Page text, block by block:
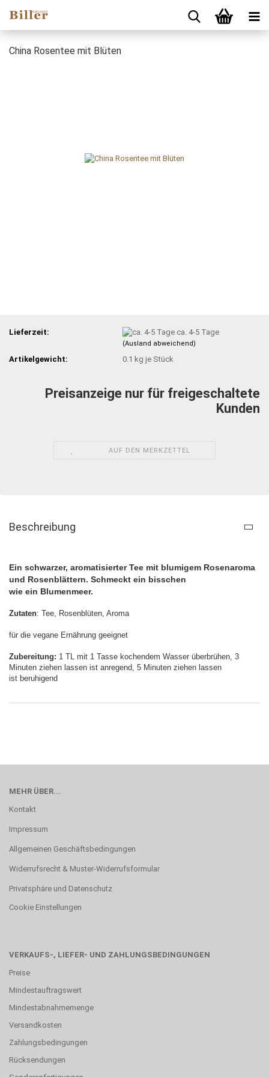
China Rosentee mit Blüten
Lieferzeit: ca. 4-5 Tage
(Ausland abweichend)
Artikelgewicht: 0.1 kg je Stück
Preisanzeige nur für freigeschaltete
Kunden
AUF DEN MERKZETTEL
Beschreibung
Ein schwarzer, aromatisierter Tee mit blumigem Rosenaroma
und Rosenblättern. Schmeckt ein bisschen
wie ein Blumenmeer.
Zutaten: Tee, Rosenblüten, Aroma
für die vegane Ernährung geeignet
Zubereitung: 1 TL mit 1 Tasse kochendem Wasser überbrühen, 3
Minuten ziehen lassen ist anregend, 5 Minuten ziehen lassen
ist beruhigend
MEHR ÜBER...
Kontakt
Impressum
Allgemeinen Geschäftsbedingungen
Widerrufsrecht & Muster-Widerrufsformular
Privatsphäre und Datenschutz
Cookie Einstellungen
VERKAUFS-, LIEFER- UND ZAHLUNGSBEDINGUNGEN
Preise
Mindestauftragswert
Mindestabnahmemenge
Versandkosten
Zahlungsbedingungen
Rücksendungen